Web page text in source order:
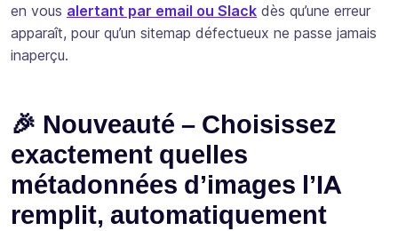
en vous alertant par email ou Slack dès qu’une erreur
apparaît, pour qu’un sitemap défectueux ne passe jamais
inaperçu.
🎉 Nouveauté – Choisissez
exactement quelles
métadonnées d’images l’IA
remplit, automatiquement